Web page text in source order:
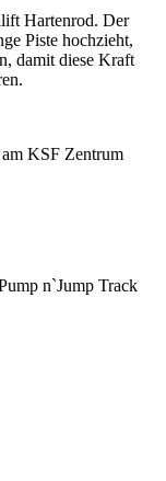
Hartenrod. Der
Piste hochzieht,
damit diese Kraft
KSF Zentrum
n`Jump Track